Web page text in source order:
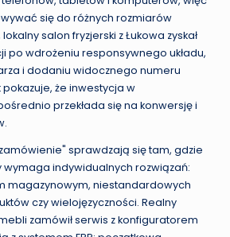
się do różnych rozmiarów
salon fryzjerski z Łukowa zyskał
po wdrożeniu responsywnego układu,
i dodaniu widocznego numeru
że inwestycja w
przekłada się na konwersję i
sprawdzają się tam, gdzie
indywidualnych rozwiązań:
magazynowym, niestandardowych
czy wielojęzyczności. Realny
zamówił serwis z konfiguratorem